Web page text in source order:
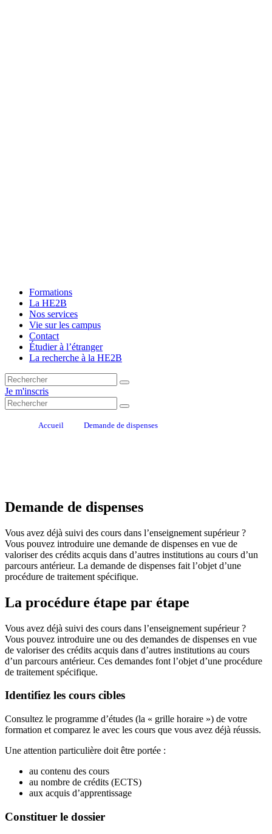
Formations
La HE2B
Nos services
Vie sur les campus
Contact
Étudier à l’étranger
La recherche à la HE2B
Je m'inscris
Accueil Demande de dispenses
Demande de dispenses
Vous avez déjà suivi des cours dans l’enseignement supérieur ?
Vous pouvez introduire une demande de dispenses en vue de
valoriser des crédits acquis dans d’autres institutions au cours d’un
parcours antérieur. La demande de dispenses fait l’objet d’une
procédure de traitement spécifique.
La procédure étape par étape
Vous avez déjà suivi des cours dans l’enseignement supérieur ?
Vous pouvez introduire une ou des demandes de dispenses en vue
de valoriser des crédits acquis dans d’autres institutions au cours
d’un parcours antérieur. Ces demandes font l’objet d’une procédure
de traitement spécifique.
Identifiez les cours cibles
Consultez le programme d’études (la « grille horaire ») de votre
formation et comparez le avec les cours que vous avez déjà réussis.
Une attention particulière doit être portée :
au contenu des cours
au nombre de crédits (ECTS)
aux acquis d’apprentissage
Constituer le dossier